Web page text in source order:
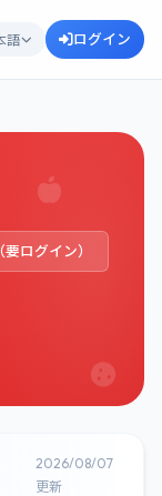
語 ログイン
ログイン）
2026/08/07
更新